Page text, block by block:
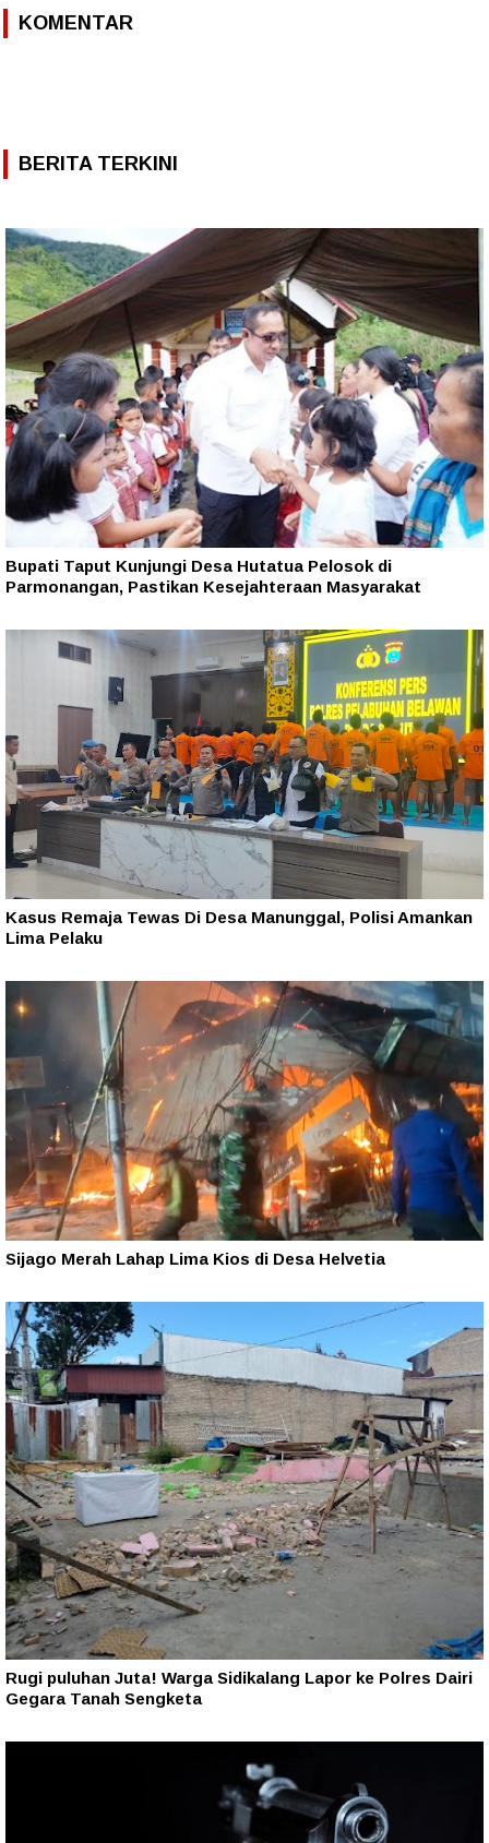
KOMENTAR
BERITA TERKINI
Bupati Taput Kunjungi Desa Hutatua Pelosok di
Parmonangan, Pastikan Kesejahteraan Masyarakat
Kasus Remaja Tewas Di Desa Manunggal, Polisi Amankan
Lima Pelaku
Sijago Merah Lahap Lima Kios di Desa Helvetia
Rugi puluhan Juta! Warga Sidikalang Lapor ke Polres Dairi
Gegara Tanah Sengketa